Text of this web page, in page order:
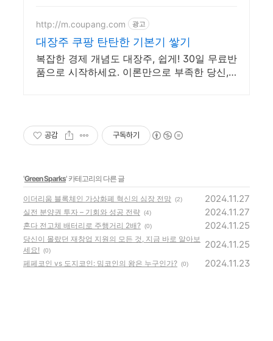
지기 입니다 믿을만한 중개사
가 필요하시면 전화 주세요
http://m.coupang.com 광고
대장주 쿠팡 탄탄한 기본기 쌓기
복잡한 경제 개념도 대장주, 쉽게! 30일 무료반
품으로 시작하세요. 이론만으로 부족한 당신,
공감 구독하기
'Green Sparks' 카테고리의 다른 글
이더리움 블록체인 가상화폐 혁신의 심장 전망 (2) 2024.11.27
실전 분양권 투자 – 기회와 성공 전략 (4) 2024.11.27
혼다 전고체 배터리로 주행거리 2배? (0) 2024.11.25
당신이 몰랐던 재창업 지원의 모든 것, 지금 바로 알아보
세요! (0)
2024.11.25
페페코인 vs 도지코인: 밈코인의 왕은 누구인가? (0) 2024.11.23